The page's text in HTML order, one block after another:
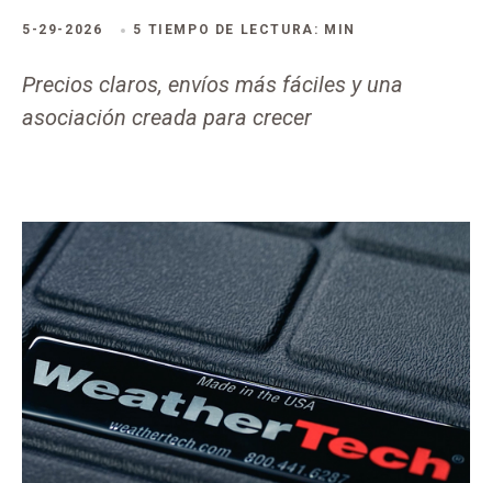
5-29-2026 5 TIEMPO DE LECTURA: MIN
Precios claros, envíos más fáciles y una
asociación creada para crecer